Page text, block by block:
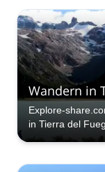
Wandern in
Explore-
in Tierra del